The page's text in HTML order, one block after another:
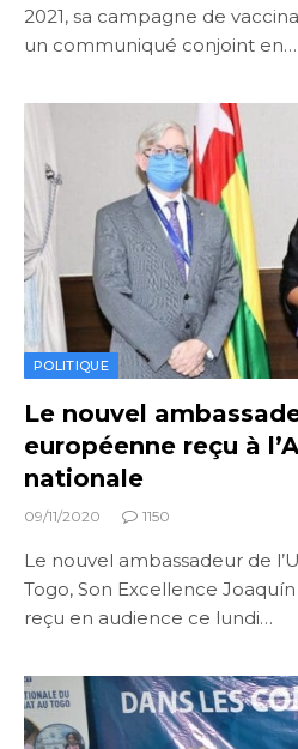
2021, sa campagne de
un communiqué conjoint en…
POLITIQUE
Le nouvel
européenne reçu à
nationale
09/11/2020 1150
Le nouvel ambassadeur de
Togo, Son Excellence
reçu en audience ce lundi…